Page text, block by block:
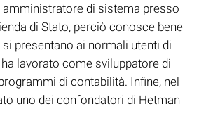
di sistema presso
di Stato, perciò conosce bene
presentano ai normali utenti di
lavorato come sviluppatore di
di contabilità. Infine, nel
uno dei confondatori di Hetman